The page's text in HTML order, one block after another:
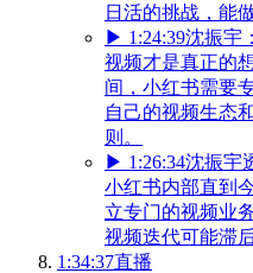
日活的挑战，能
▶ 1:24:39沈振宇
视频才是真正的
间，小红书需要
自己的视频生态
则。
▶ 1:26:34沈振宇
小红书内部直到
立专门的视频业
视频迭代可能滞后
1:34:37直播